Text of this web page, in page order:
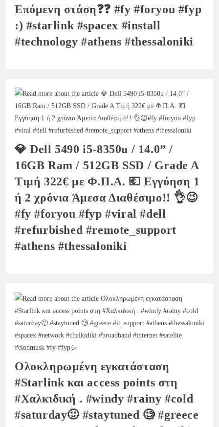
Επόμενη στάση❓❓ #fy #foryou #fyp
:) #starlink #spacex #install
#technology #athens #thessaloniki
💎 Dell 5490 i5-8350u / 14.0” /
16GB Ram / 512GB SSD / Grade A
Τιμή 322€ με Φ.Π.Α. 💶 Εγγύηση 1
ή 2 χρόνια Άμεσα Διαθέσιμο!! 👌😉
#fy #foryou #fyp #viral #dell
#refurbished #remote_support
#athens #thessaloniki
Ολοκληρωμένη εγκατάσταση
#Starlink και access points στη
#Χαλκιδική . #windy #rainy #cold
#saturday🙂 #staytuned 🧐 #greece